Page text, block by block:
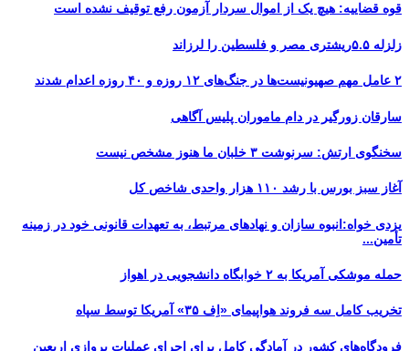
قوه قضاییه: هیچ یک از اموال سردار آزمون رفع توقیف نشده است
زلزله ۵.۵ریشتری مصر و فلسطین را لرزاند
۲ عامل مهم صهیونیست‌ها در جنگ‌های ۱۲ روزه و ۴۰ روزه اعدام شدند
سارقان زورگیر در دام ماموران پلیس آگاهی
سخنگوی ارتش: سرنوشت ۳ خلبان ما هنوز مشخص نیست
آغاز سبز بورس با رشد ۱۱۰ هزار واحدی شاخص کل
یزدی خواه:انبوه سازان و نهادهای مرتبط، به تعهدات قانونی خود در زمینه
تأمین...
حمله موشکی آمریکا به ۲ خوابگاه دانشجویی در اهواز
تخریب کامل سه فروند هواپیمای «اِف ۳۵» آمریکا توسط سپاه
فرودگاه‌های کشور در آمادگی کامل برای اجرای عملیات پروازی اربعین